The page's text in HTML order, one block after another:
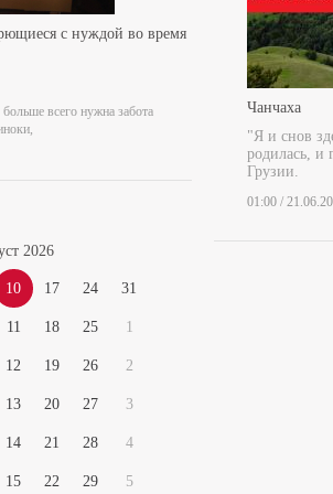
Чанчаха
"Я и снов
родилась, и
Грузии.
01:00 /
с нуждой во время
всего нужна забота
2026
10
11
12
13
14
15
17
18
19
20
21
22
24
25
26
27
28
29
31
1
2
3
4
5